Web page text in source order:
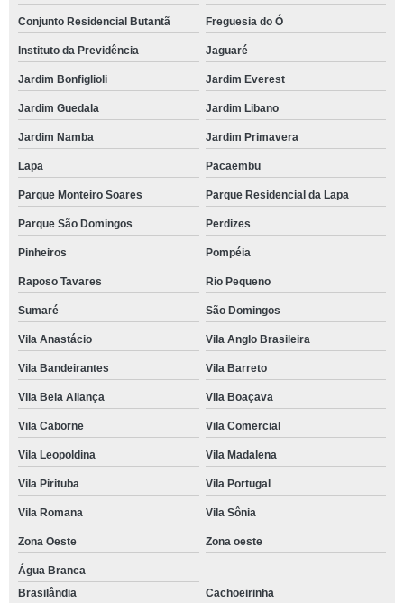
Conjunto Residencial Butantã Freguesia do Ó
Instituto da Previdência Jaguaré
Jardim Bonfiglioli Jardim Everest
Jardim Guedala Jardim Libano
Jardim Namba Jardim Primavera
Lapa Pacaembu
Parque Monteiro Soares Parque Residencial da Lapa
Parque São Domingos Perdizes
Pinheiros Pompéia
Raposo Tavares Rio Pequeno
Sumaré São Domingos
Vila Anastácio Vila Anglo Brasileira
Vila Bandeirantes Vila Barreto
Vila Bela Aliança Vila Boaçava
Vila Caborne Vila Comercial
Vila Leopoldina Vila Madalena
Vila Pirituba Vila Portugal
Vila Romana Vila Sônia
Zona Oeste Zona oeste
Água Branca
Brasilândia
Cachoeirinha